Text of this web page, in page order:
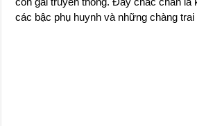
các bậc phụ huynh và những chàng trai